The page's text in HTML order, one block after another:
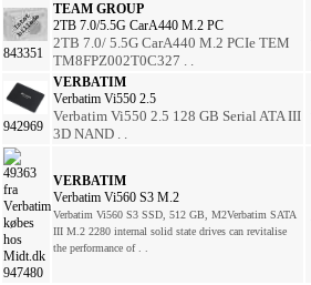
843351
TEAM GROUP
2TB 7.0/5.5G CarA440 M.2 PC
2TB 7.0/ 5.5G CarA440 M.2 PCIe TEM
TM8FPZ002T0C327 . .
942969
VERBATIM
Verbatim Vi550 2.5
Verbatim Vi550 2.5 128 GB Serial ATA III
3D NAND . .
947480
VERBATIM
Verbatim Vi560 S3 M.2
Verbatim Vi560 S3 SSD, 512 GB, M2Verbatim SATA
III M.2 2280 internal solid state drives can revitalise
the performance of . .